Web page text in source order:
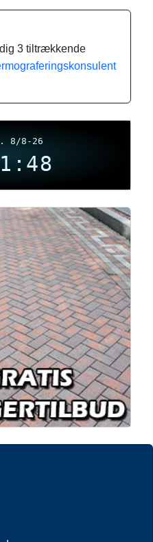
3 tiltrækkende
8/8-26